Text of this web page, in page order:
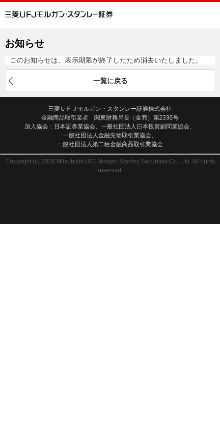
お知らせ
このお知らせは、表示期限が終了したため消去いたしました。
一覧に戻る
三菱ＵＦＪモルガン・スタンレー証券株式会社
金融商品取引業者 関東財務局長（金商）第2336号
加入協会：日本証券業協会、一般社団法人日本投資顧問業協会、
一般社団法人金融先物取引業協会、
一般社団法人第二種金融商品取引業協会
Copyright (c) 2026 Mitsubishi UFJ Morgan Stanley Securities Co., Ltd. All rights
reserved.